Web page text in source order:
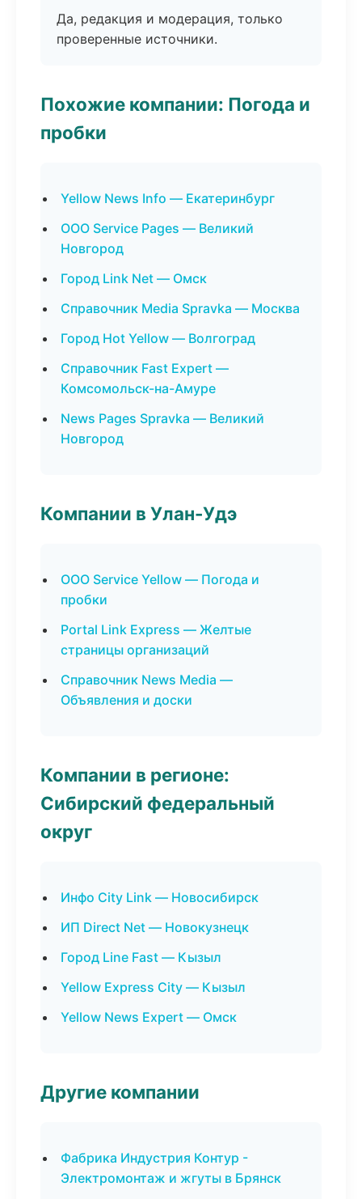
Да, редакция и модерация, только
проверенные источники.
Похожие компании: Погода и
пробки
Yellow News Info — Екатеринбург
ООО Service Pages — Великий
Новгород
Город Link Net — Омск
Справочник Media Spravka — Москва
Город Hot Yellow — Волгоград
Справочник Fast Expert —
Комсомольск-на-Амуре
News Pages Spravka — Великий
Новгород
Компании в Улан-Удэ
ООО Service Yellow — Погода и
пробки
Portal Link Express — Желтые
страницы организаций
Справочник News Media —
Объявления и доски
Компании в регионе:
Сибирский федеральный
округ
Инфо City Link — Новосибирск
ИП Direct Net — Новокузнецк
Город Line Fast — Кызыл
Yellow Express City — Кызыл
Yellow News Expert — Омск
Другие компании
Фабрика Индустрия Контур -
Электромонтаж и жгуты в Брянск